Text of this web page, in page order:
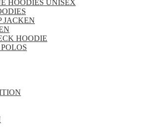
HOODIES UNISEX
JACKEN
HOODIE